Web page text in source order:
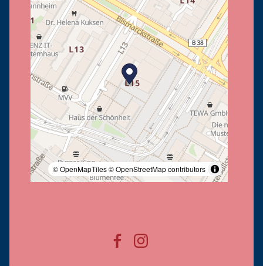
© OpenMapTiles© OpenStreetMap contributors